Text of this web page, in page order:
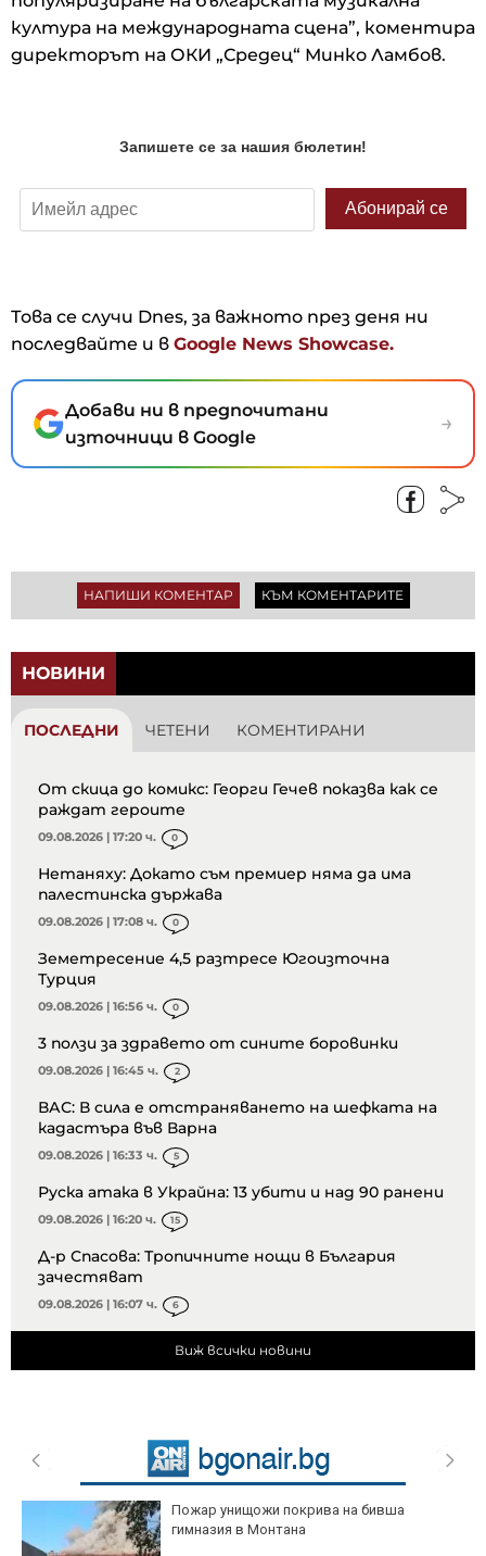
култура на международната сцена”, коментира
директорът на ОКИ „Средец“ Минко Ламбов.
Това се случи Dnes, за важното през деня ни
последвайте и в Google News Showcase.
Добави ни в предпочитани
източници в Google
→
НАПИШИ КОМЕНТАР КЪМ КОМЕНТАРИТЕ
НОВИНИ
ПОСЛЕДНИ ЧЕТЕНИ КОМЕНТИРАНИ
От скица до комикс: Георги Гечев показва как се
раждат героите
09.08.2026 | 17:20 ч. 0
Нетаняху: Докато съм премиер няма да има
палестинска държава
09.08.2026 | 17:08 ч. 0
Земетресение 4,5 разтресе Югоизточна
Турция
09.08.2026 | 16:56 ч. 0
3 ползи за здравето от сините боровинки
09.08.2026 | 16:45 ч. 2
ВАС: В сила е отстраняването на шефката на
кадастъра във Варна
09.08.2026 | 16:33 ч. 5
Руска атака в Украйна: 13 убити и над 90 ранени
09.08.2026 | 16:20 ч. 15
Д-р Спасова: Тропичните нощи в България
зачестяват
09.08.2026 | 16:07 ч. 6
Виж всички новини
Пожар унищожи покрива на бивша
гимназия в Монтана